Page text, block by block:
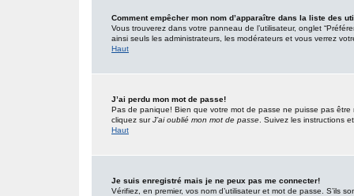
Comment empêcher mon nom d’apparaître dans la liste des
Vous trouverez dans votre panneau de l’utilisateur, onglet
ainsi seuls les administrateurs, les modérateurs et vous verrez
Haut
J’ai perdu mon mot de passe!
Pas de panique! Bien que votre mot de passe ne puisse pas
cliquez surJ’ai oublié mon mot de passe . Suivez les instructions
Haut
Je suis enregistré mais je ne peux pas me connecter!
Vérifiez, en premier, vos nom d’utilisateur et mot de passe. S’ils